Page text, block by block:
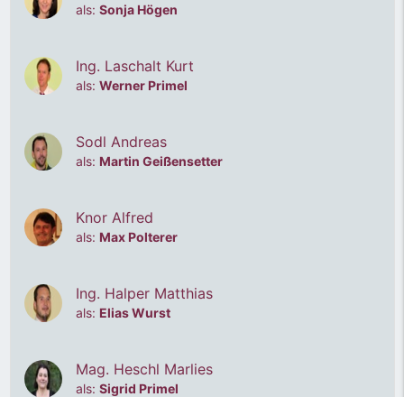
2014 - Total durchgedreht
als: Sonja Högen
Ing. Laschalt Kurt
als: Werner Primel
Sodl Andreas
als: Martin Geißensetter
Knor Alfred
als: Max Polterer
Ing. Halper Matthias
als: Elias Wurst
Mag. Heschl Marlies
als: Sigrid Primel